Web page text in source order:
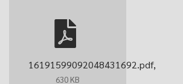
16191599092048431692.pdf,
630 KB